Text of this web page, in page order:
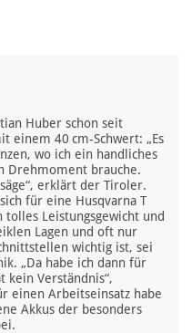
Huber schon seit
einem 40 cm-Schwert: „Es
wo ich ein handliches
Drehmoment brauche.
erklärt der Tiroler.
für eine Husqvarna T
tolles Leistungsgewicht und
Lagen und oft nur
wichtig ist, sei
„Da habe ich dann für
kein Verständnis“,
einen Arbeitseinsatz habe
Akkus der besonders